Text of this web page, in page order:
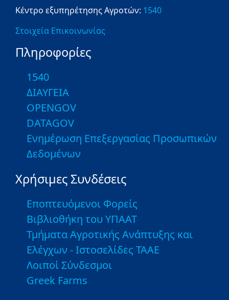
Κέντρο εξυπηρέτησης Αγροτών: 1540
Στοιχεία Επικοινωνίας
Πληροφορίες
1540
ΔΙΑΥΓΕΙΑ
OPENGOV
DATAGOV
Ενημέρωση Επεξεργασίας Προσωπικών
Δεδομένων
Χρήσιμες Συνδέσεις
Εποπτευόμενοι Φορείς
Βιβλιοθήκη του ΥΠΑΑΤ
Τμήματα Αγροτικής Ανάπτυξης και
Ελέγχων - Ιστοσελίδες ΤΑΑΕ
Λοιποί Σύνδεσμοι
Greek Farms